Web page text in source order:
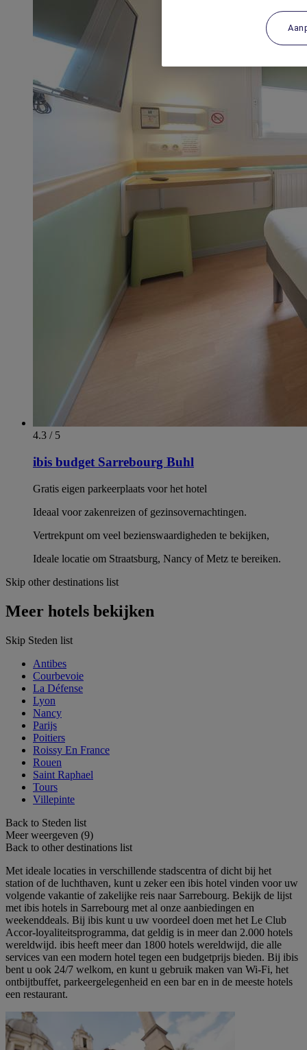
4.3 / 5
ibis budget Sarrebourg Buhl
Gratis eigen parkeerplaats voor het hotel
Ideaal voor zakenreizen of gezinsovernachtingen.
Vertrekpunt om veel bezienswaardigheden te bekijken,
Ideale locatie om Straatsburg, Nancy of Metz te bereiken.
Skip other destinations list
Meer hotels bekijken
Skip Steden list
Antibes
Courbevoie
La Défense
Lyon
Nancy
Parijs
Poitiers
Roissy En France
Rouen
Saint Raphael
Tours
Villepinte
Back to Steden list
Meer weergeven (9)
Back to other destinations list
Met ideale locaties in verschillende stadscentra of dicht bij het
station of de luchthaven, kunt u zeker een ibis hotel vinden voor uw
volgende vakantie of zakelijke reis naar Sarrebourg. Bekijk de lijst
met ibis hotels in Sarrebourg met al onze aanbiedingen en
weekenddeals. Bij ibis kunt u uw voordeel doen met het Le Club
Accor-loyaliteitsprogramma, dat geldig is in meer dan 2.000 hotels
wereldwijd. ibis heeft meer dan 1800 hotels wereldwijd, die alle
services van een modern hotel tegen een budgetprijs bieden. Bij ibis
bent u ook 24/7 welkom, en kunt u gebruik maken van Wi-Fi, het
ontbijtbuffet, parkeergelegenheid en een bar en in de meeste hotels
een restaurant.